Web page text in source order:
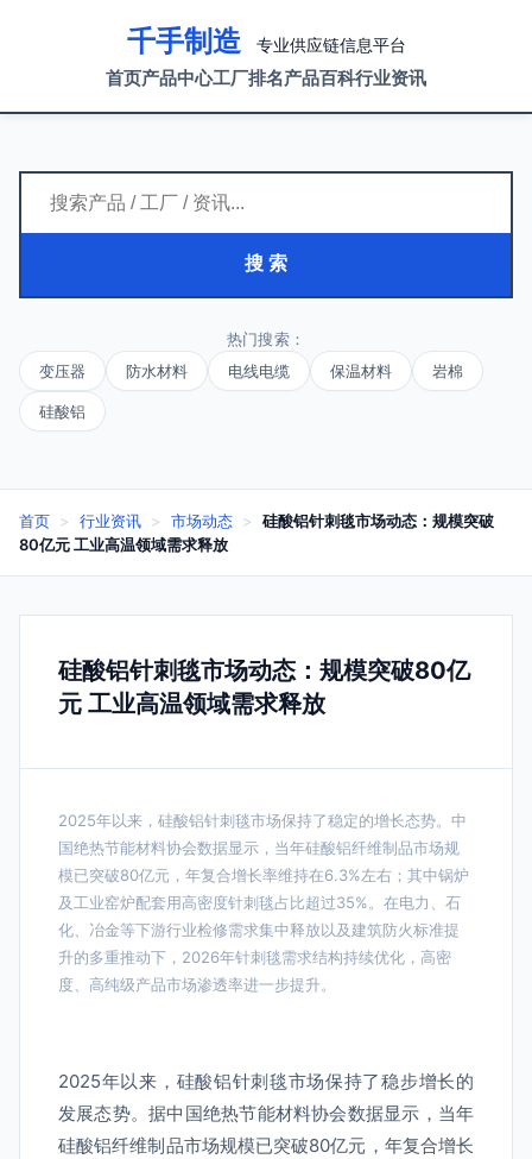
千手制造 专业供应链信息平台
首页产品中心工厂排名产品百科行业资讯
搜 索
热门搜索：
变压器
防水材料 电线电缆 保温材料 岩棉
硅酸铝
首页 > 行业资讯 > 市场动态 >
硅酸铝针刺毯市场动态：规模突破
80亿元 工业高温领域需求释放
硅酸铝针刺毯市场动态：规模突破80亿
元 工业高温领域需求释放
2025年以来，硅酸铝针刺毯市场保持了稳定的增长态势。中
国绝热节能材料协会数据显示，当年硅酸铝纤维制品市场规
模已突破80亿元，年复合增长率维持在6.3%左右；其中锅炉
及工业窑炉配套用高密度针刺毯占比超过35%。在电力、石
化、冶金等下游行业检修需求集中释放以及建筑防火标准提
升的多重推动下，2026年针刺毯需求结构持续优化，高密
度、高纯级产品市场渗透率进一步提升。
2025年以来，硅酸铝针刺毯市场保持了稳步增长的
发展态势。据中国绝热节能材料协会数据显示，当年
硅酸铝纤维制品市场规模已突破80亿元，年复合增长